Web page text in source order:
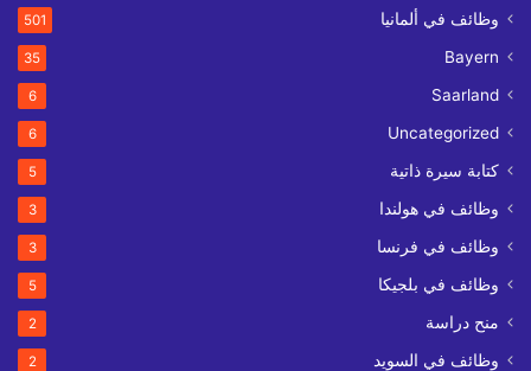
وظائف في ألمانيا 501
Bayern
35
Saarland
6
Uncategorized
6
كتابة سيرة ذاتية 5
وظائف في هولندا 3
وظائف في فرنسا 3
وظائف في بلجيكا 5
منح دراسة 2
وظائف في السويد 2